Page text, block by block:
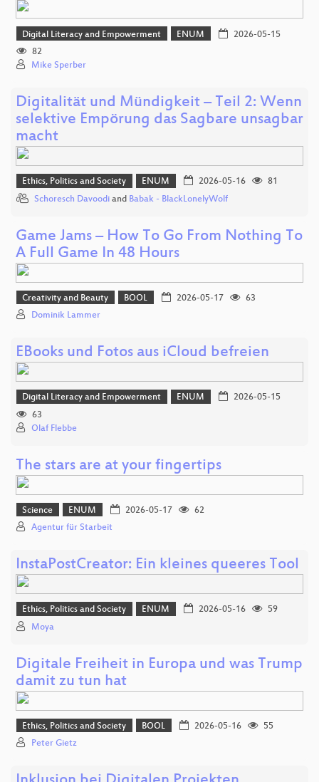
Digital Literacy and Empowerment ENUM
2026-05-15
82
Mike Sperber
Digitalität und Mündigkeit – Teil 2: Wenn
selektive Empörung das Sagbare unsagbar
macht
Ethics, Politics and Society ENUM 2026-05-16
81
Schoresch Davoodi and Babak - BlackLonelyWolf
Game Jams – How To Go From Nothing To
A Full Game In 48 Hours
Creativity and Beauty BOOL 2026-05-17
63
Dominik Lammer
EBooks und Fotos aus iCloud befreien
Digital Literacy and Empowerment ENUM
2026-05-15
63
Olaf Flebbe
The stars are at your fingertips
Science ENUM 2026-05-17
62
Agentur für Starbeit
InstaPostCreator: Ein kleines queeres Tool
Ethics, Politics and Society ENUM 2026-05-16
59
Moya
Digitale Freiheit in Europa und was Trump
damit zu tun hat
Ethics, Politics and Society BOOL 2026-05-16
55
Peter Gietz